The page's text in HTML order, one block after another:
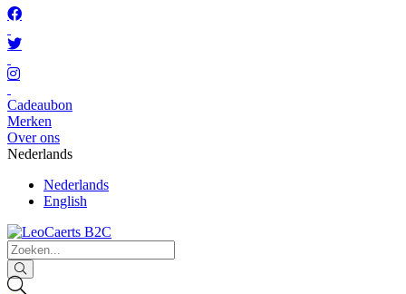
Cadeaubon
Merken
Over ons
Nederlands
Nederlands
English